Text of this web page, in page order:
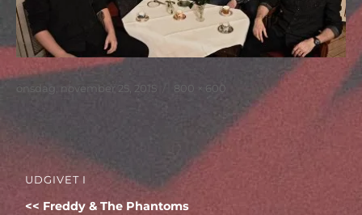
Udgivet
onsdag, november 25, 2015
Faktisk
800 × 600
Indlægsnavigation
UDGIVET I
Freddy & The Phantoms